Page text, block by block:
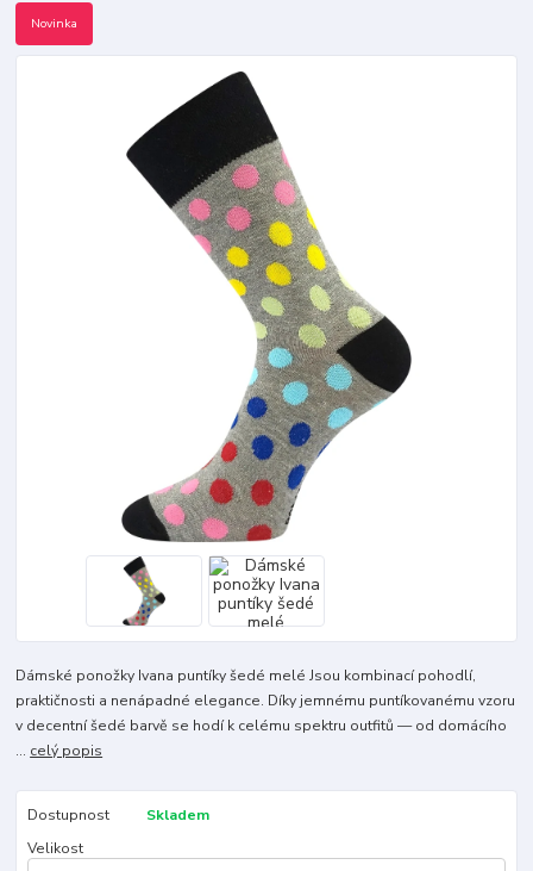
Novinka
Dámské ponožky Ivana puntíky šedé melé Jsou kombinací pohodlí,
praktičnosti a nenápadné elegance. Díky jemnému puntíkovanému vzoru
v decentní šedé barvě se hodí k celému spektru outfitů — od domácího
... celý popis
Dostupnost
Skladem
Velikost